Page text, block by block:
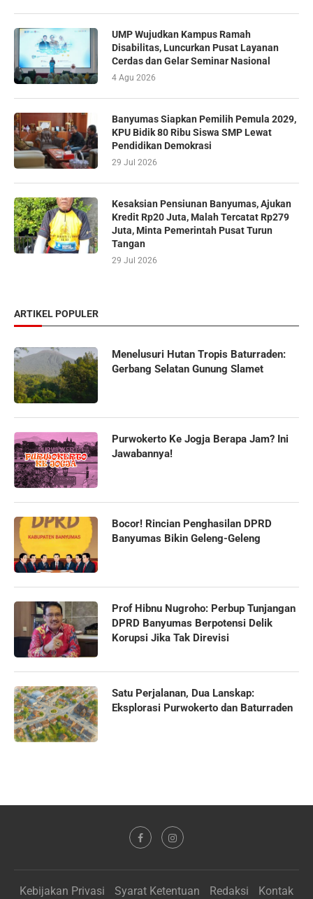
UMP Wujudkan Kampus Ramah
Disabilitas, Luncurkan Pusat Layanan
Cerdas dan Gelar Seminar Nasional
4 Agu 2026
Banyumas Siapkan Pemilih Pemula 2029,
KPU Bidik 80 Ribu Siswa SMP Lewat
Pendidikan Demokrasi
29 Jul 2026
Kesaksian Pensiunan Banyumas, Ajukan
Kredit Rp20 Juta, Malah Tercatat Rp279
Juta, Minta Pemerintah Pusat Turun
Tangan
29 Jul 2026
ARTIKEL POPULER
Menelusuri Hutan Tropis Baturraden:
Gerbang Selatan Gunung Slamet
Purwokerto Ke Jogja Berapa Jam? Ini
Jawabannya!
Bocor! Rincian Penghasilan DPRD
Banyumas Bikin Geleng-Geleng
Prof Hibnu Nugroho: Perbup Tunjangan
DPRD Banyumas Berpotensi Delik
Korupsi Jika Tak Direvisi
Satu Perjalanan, Dua Lanskap:
Eksplorasi Purwokerto dan Baturraden
Kebijakan Privasi Syarat Ketentuan Redaksi Kontak